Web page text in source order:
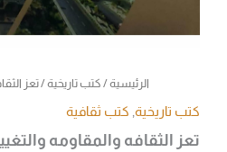
الرئيسية/ كتب تاريخية/ تعز
كتب تاريخية كتب ثقافية
تعز الثقافه والمقاومه